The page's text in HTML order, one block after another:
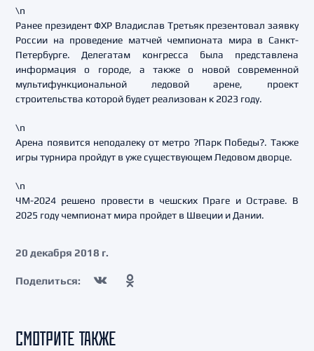
\n
Ранее президент ФХР Владислав Третьяк презентовал заявку
России на проведение матчей чемпионата мира в Санкт-
Петербурге. Делегатам конгресса была представлена
информация о городе, а также о новой современной
мультифункциональной ледовой арене, проект
строительства которой будет реализован к 2023 году.
\n
Арена появится неподалеку от метро ?Парк Победы?. Также
игры турнира пройдут в уже существующем Ледовом дворце.
\n
ЧМ-2024 решено провести в чешских Праге и Остраве. В
2025 году чемпионат мира пройдет в Швеции и Дании.
20 декабря 2018 г.
Поделиться:
СМОТРИТЕ ТАКЖЕ